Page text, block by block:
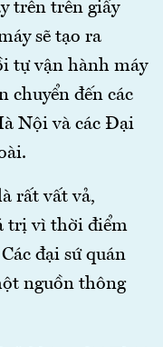
trên trên giấy
sẽ tạo ra
tự vận hành máy
chuyển đến các
Nội và các Đại
rất vất vả,
trị vì thời điểm
đại sứ quán
nguồn thông